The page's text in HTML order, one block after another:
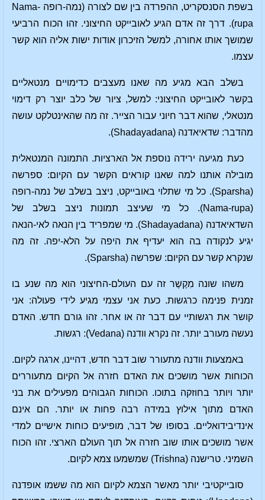
בשפת הסנסקריט, ההפרדה בין שם לצורה (נמה-רופה Nama-
rupa). דרך זה אדם הגיע לאובייקט החיצוני. זהו הכוח הרביעי
שמושך אותו אחורה, למשל הזיכרון אודות ישות אליה הוא קשר
עצמו.
בשלב הבא מגיע מה שאנו מעצבים כדימויים מנטאליים
בקשר לאובייקט החיצוני: למשל, ציור של כלב יוצר רק דימוי
מנטאלי, שהוא דבר חיוני עבור הצייר. זה מה שהאינטלקט עושה
מהדבר: שדאיאדנה (Shadayadana).
כעת מגיעה ירידה נוספת אל הארציות. התמונה המנטאלית
מובילה אותנו למה שאנו קוראים הקשר עם הקיום: ספרשה
(Sparsha). כל מי שתלוי באובייקט, ניצב בשלב של נמה-רופה
(Nama-rupa). כל מי שעיצב תמונות ניצב בשלב של
השדאיאדנה (Shadayadana). מי שמפריד בין הנאה לאי-הנאה
יגיע לנקודה בה הוא יעדיף את היפה על הלא-יפה. זה מה
שנקרא קשר עם הקיום: שפרשה (Sparsha).
משהו שונה מִקֶשֶר זה עם העולם-החיצוני הוא מה שנע בו
זמנית פנימה כרגשות. כעת אני עצמי מגיע לידי פעולה: אני
קושר את רגשותיי עם דבר זה או אחר. זהו גורם חדש. האדם
נעשה מעורב יותר. זה נקרא וודנה (Vedana): רגשות.
באמצעות וודנה מתעורר שוב דבר חדש, דהיינו, ארגה לקיום.
הכוחות אשר מושכים את האדם חזרה אל הקיום מתעוררים
יותר ויותר בחוזקה בתוכו. הכוחות הגבוהים מפעילים את בני
האדם מתוך אילוץ במידה רבה פחות או יותר. הם אינם
אינדיבידואליים. בסופו של דבר, מופיעים כוחות אישיים למדי
אשר מושכים אותו שוב חזרה אל תוך העולם הארצי. זהו הכוח
השמיני. טרישנה (Trishna) שמשמעו צמא לקיום.
סובייקטיבי יותר מאשר הצמא לקיום הוא מה ששמו אופדנה